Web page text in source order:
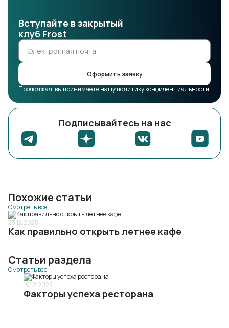
Вступайте в закрытый
клуб Frost
Оформить заявку
Продолжая, вы принимаете нашу политику конфиденциальности
Подписывайтесь на нас
Похожие статьи
Смотреть все
23.12.2025
Как правильно открыть летнее кафе
Статьи раздела
Смотреть все
19.12.2025
Факторы успеха ресторана